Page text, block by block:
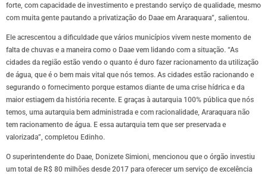
forte, com capacidade de investimento e prestando serviço de qualidade, mesmo
com muita gente pautando a privatização do Daae em Araraquara”, salientou.
Ele acrescentou a dificuldade que vários municípios vivem neste momento de
falta de chuvas e a maneira como o Daae vem lidando com a situação. “As
cidades da região estão vendo o quanto é duro fazer racionamento da utilização
de água, que é o bem mais vital que nós temos. As cidades estão racionando e
segurando o fornecimento porque estamos diante de uma crise hídrica e da
maior estiagem da história recente. E graças à autarquia 100% pública que nós
temos, uma autarquia bem administrada e com racionalidade, Araraquara não
tem racionamento de água. E essa autarquia tem que ser preservada e
valorizada”, completou Edinho.
O superintendente do Daae, Donizete Simioni, mencionou que o órgão investiu
um total de R$ 80 milhões desde 2017 para oferecer um serviço de excelência